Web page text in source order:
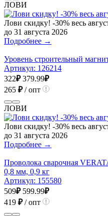
ЛОВИ
Лови скидку! -30% весь
до 31 августа 2026
Подробнее →
Уровень строительный
Артикул: 126214
322₽ 379.99₽
265 ₽/ опт
ЛОВИ
Лови скидку! -30% весь
до 31 августа 2026
Подробнее →
Проволока сварочная
0,8 мм, 0,9 кг
Артикул: 155580
509₽ 599.99₽
419 ₽/ опт